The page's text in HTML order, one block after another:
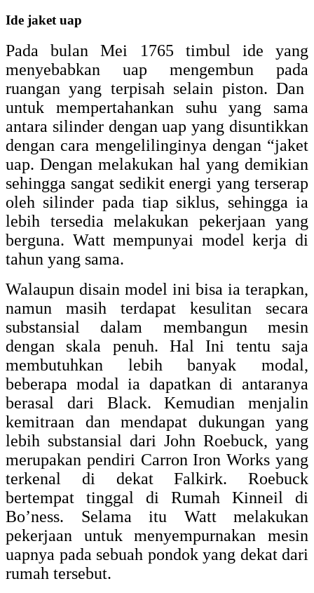
Ide jaket uap
Pada bulan Mei 1765 timbul ide yang
menyebabkan uap mengembun pada
ruangan yang terpisah selain piston. Dan
untuk mempertahankan suhu yang sama
antara silinder dengan uap yang disuntikkan
dengan cara mengelilinginya dengan “jaket
uap. Dengan melakukan hal yang demikian
sehingga sangat sedikit energi yang terserap
oleh silinder pada tiap siklus, sehingga ia
lebih tersedia melakukan pekerjaan yang
berguna. Watt mempunyai model kerja di
tahun yang sama.
Walaupun disain model ini bisa ia terapkan,
namun masih terdapat kesulitan secara
substansial dalam membangun mesin
dengan skala penuh. Hal Ini tentu saja
membutuhkan lebih banyak modal,
beberapa modal ia dapatkan di antaranya
berasal dari Black. Kemudian menjalin
kemitraan dan mendapat dukungan yang
lebih substansial dari John Roebuck, yang
merupakan pendiri Carron Iron Works yang
terkenal di dekat Falkirk. Roebuck
bertempat tinggal di Rumah Kinneil di
Bo’ness. Selama itu Watt melakukan
pekerjaan untuk menyempurnakan mesin
uapnya pada sebuah pondok yang dekat dari
rumah tersebut.